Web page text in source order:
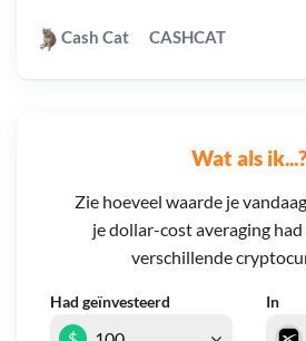
Wat als ik...?
Zie hoeveel waarde je
je dollar-cost averaging
verschillende
Had geïnvesteerd In
Cash Cat CASHCAT